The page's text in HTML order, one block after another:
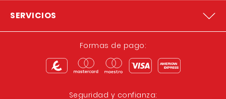
SERVICIOS
Formas de pago:
Seguridad y confianza: